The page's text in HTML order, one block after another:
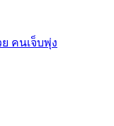
คนเจ็บพุ่ง